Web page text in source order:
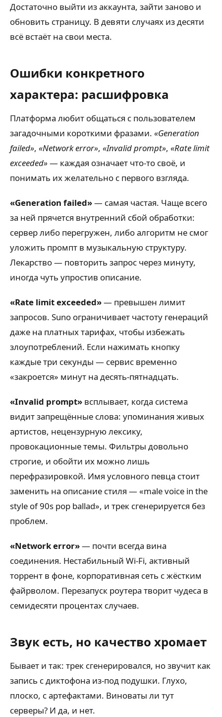
Достаточно выйти из аккаунта, зайти заново и
обновить страницу. В девяти случаях из десяти
всё встаёт на свои места.
Ошибки конкретного
характера: расшифровка
Платформа любит общаться с пользователем
загадочными короткими фразами. «Generation
failed», «Network error», «Invalid prompt», «Rate limit
exceeded»— каждая означает что-то своё, и
понимать их желательно с первого взгляда.
«Generation failed»— самая частая. Чаще всего
за ней прячется внутренний сбой обработки:
сервер либо перегружен, либо алгоритм не смог
уложить промпт в музыкальную структуру.
Лекарство — повторить запрос через минуту,
иногда чуть упростив описание.
«Rate limit exceeded»— превышен лимит
запросов. Suno ограничивает частоту генераций
даже на платных тарифах, чтобы избежать
злоупотреблений. Если нажимать кнопку
каждые три секунды — сервис временно
«закроется» минут на десять-пятнадцать.
«Invalid prompt» всплывает, когда система
видит запрещённые слова: упоминания живых
артистов, нецензурную лексику,
провокационные темы. Фильтры довольно
строгие, и обойти их можно лишь
перефразировкой. Имя условного певца стоит
заменить на описание стиля — «male voice in the
style of 90s pop ballad», и трек сгенерируется без
проблем.
«Network error»— почти всегда вина
соединения. Нестабильный Wi-Fi, активный
торрент в фоне, корпоративная сеть с жёстким
файрволом. Перезапуск роутера творит чудеса в
семидесяти процентах случаев.
Звук есть, но качество хромает
Бывает и так: трек сгенерировался, но звучит как
запись с диктофона из-под подушки. Глухо,
плоско, с артефактами. Виноваты ли тут
серверы? И да, и нет.